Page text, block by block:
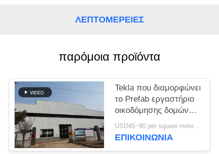
ΥΠΟΘΈΣΕΙΣ
SITEMAP
ΠΟΛΙΤΙΚΉ
ΑΠΟΡΡΉΤΟΥ
ΛΕΠΤΟΜΈΡΕΙΕΣ
παρόμοια προϊόντα
Tekla που διαμορφώνει
το Prefab εργαστήριο
οικοδόμησης δομών
μετάλλων υψηλής
αντοχής
USD45~90 per square meter MOQ:1000 τετραγωνικό μέτρο
ΕΠΙΚΟΙΝΩΝΙΑ